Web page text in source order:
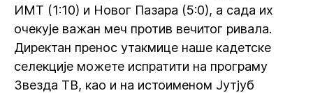
ИМТ (1:10) и Новог Пазара (5:0), а сада их
очекује важан меч против вечитог ривала.
Директан пренос утакмице наше кадетске
селекције можете испратити на програму
Звезда ТВ, као и на истоименом Јутјуб